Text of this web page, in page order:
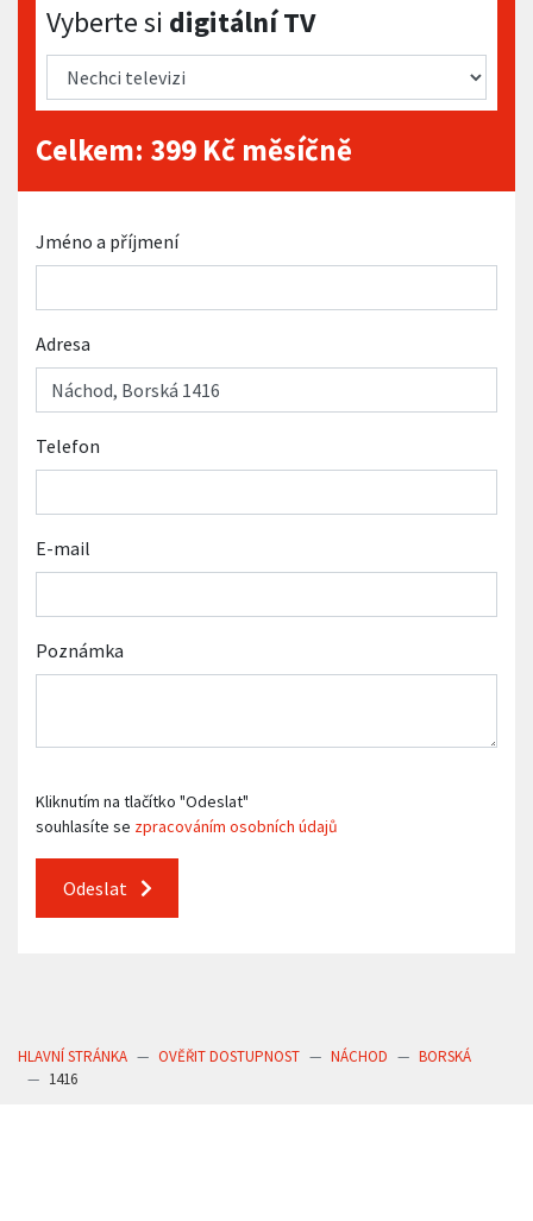
Vyberte si digitální TV
Vyberte si digitální TV
Celkem: 399 Kč měsíčně
Jméno a příjmení
Adresa
Telefon
E-mail
Poznámka
Kliknutím na tlačítko "Odeslat"
souhlasíte se zpracováním osobních údajů
Odeslat
HLAVNÍ STRÁNKA OVĚŘIT DOSTUPNOST NÁCHOD
BORSKÁ
1416